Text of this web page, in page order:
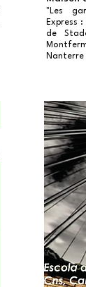
"Les
Express
de
Nanterre